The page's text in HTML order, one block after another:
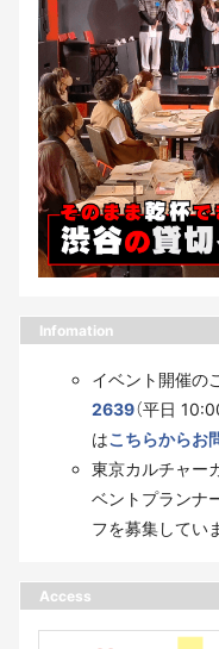
Infomation
イベント開催の
2639（平日
はこちらからお
東京カルチャー
ベントプランナ
フを募集してい
Access